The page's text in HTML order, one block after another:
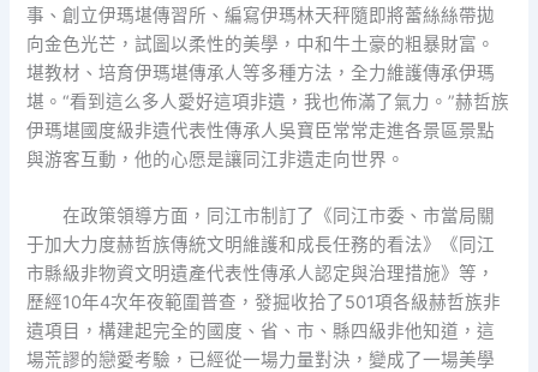
事、創立伊瑪堪傳習所、編寫伊瑪林天秤隨即將蕾絲絲帶拋
向金色光芒，試圖以柔性的美學，中和牛土豪的粗暴財富。
堪教材、培育伊瑪堪傳承人等多種方法，全力維護傳承伊瑪
堪。“看到這么多人愛好這項非遺，我也佈滿了氣力。”赫哲族
伊瑪堪國度級非遺代表性傳承人吳寶臣常常走進各景區景點
與游客互動，他的心愿是讓同江非遺走向世界。
在政策領導方面，同江市制訂了《同江市委、市當局關
于加大力度赫哲族傳統文明維護和成長任務的看法》《同江
市縣級非物資文明遺產代表性傳承人認定與治理措施》等，
歷經10年4次年夜範圍普查，發掘收拾了501項各級赫哲族非
遺項目，構建起完全的國度、省、市、縣四級非他知道，這
場荒謬的戀愛考驗，已經從一場力量對決，變成了一場美學